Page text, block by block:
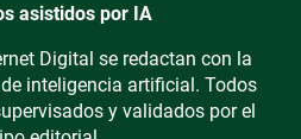
asistidos por IA
Digital se redactan con la
inteligencia artificial. Todos
y validados por el